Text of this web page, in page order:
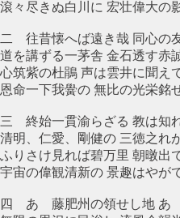
滾々尽きぬ白川に 宏壮偉大の
二 往昔懐へば遠き哉 同心の
道を講ずる一茅舎 金石透す赤
心筑紫の杜鵑 声は雲井に聞え
恩命一下我黌の 無比の光栄銘
三 終始一貫渝らざる 教は知
清明、仁愛、剛健の 三徳之れ
ふりさけ見れば碧万里 朝暾出
宇宙の偉観清新の 景趣はやが
四 あゝ藤肥州の領せし地 あ